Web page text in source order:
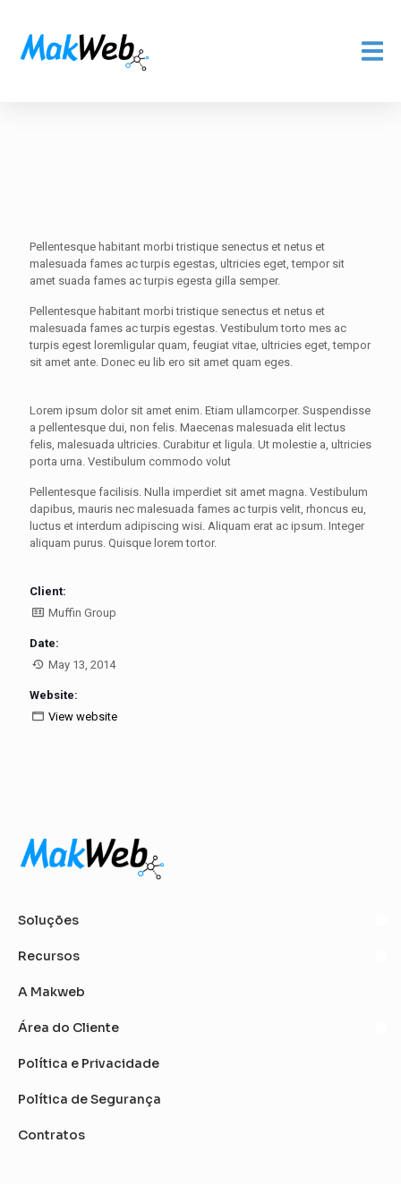
Pellentesque habitant morbi tristique senectus et netus et
malesuada fames ac turpis egestas, ultricies eget, tempor sit
amet suada fames ac turpis egesta gilla semper.
Pellentesque habitant morbi tristique senectus et netus et
malesuada fames ac turpis egestas. Vestibulum torto mes ac
turpis egest loremligular quam, feugiat vitae, ultricies eget, tempor
sit amet ante. Donec eu lib ero sit amet quam eges.
Lorem ipsum dolor sit amet enim. Etiam ullamcorper. Suspendisse
a pellentesque dui, non felis. Maecenas malesuada elit lectus
felis, malesuada ultricies. Curabitur et ligula. Ut molestie a, ultricies
porta urna. Vestibulum commodo volut
Pellentesque facilisis. Nulla imperdiet sit amet magna. Vestibulum
dapibus, mauris nec malesuada fames ac turpis velit, rhoncus eu,
luctus et interdum adipiscing wisi. Aliquam erat ac ipsum. Integer
aliquam purus. Quisque lorem tortor.
Client:
Muffin Group
Date:
May 13, 2014
Website:
View website
Soluções
Recursos
A Makweb
Área do Cliente
Política e Privacidade
Política de Segurança
Contratos